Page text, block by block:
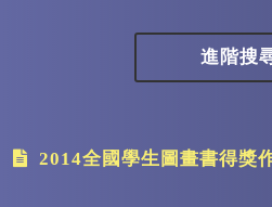
進階搜
2014全國學生圖畫書得獎